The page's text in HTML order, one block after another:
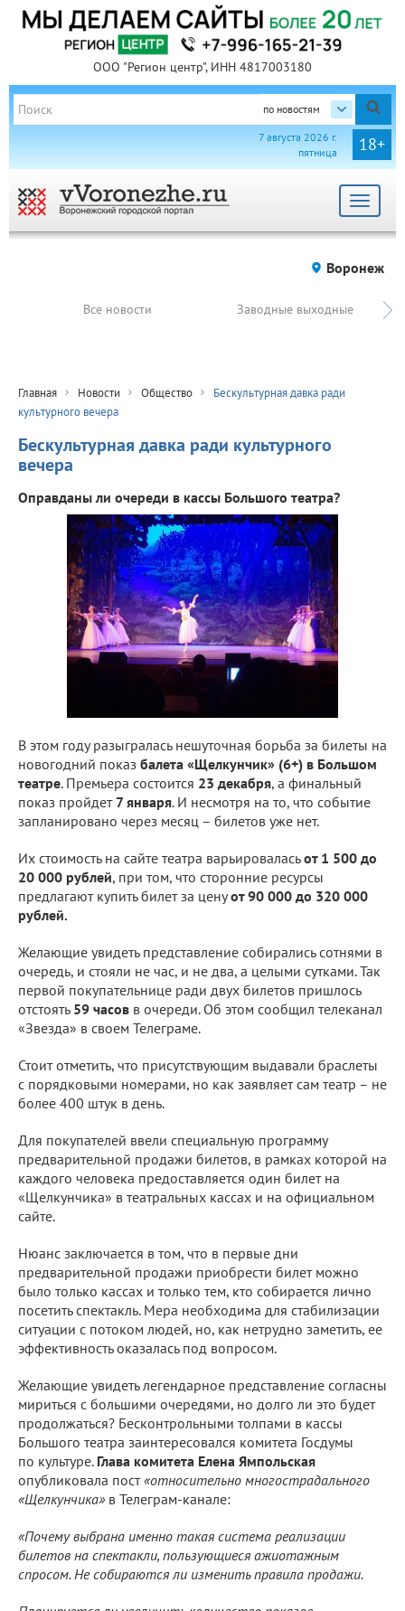
ООО "Регион центр", ИНН 4817003180
по новостям
18+
7 августа 2026 г.
пятница
Toggle
Воронеж
Все новости Заводные выходные
Главная Новости Общество
Бескультурная давка ради
культурного вечера
Бескультурная давка ради культурного
вечера
Оправданы ли очереди в кассы Большого театра?
В этом году разыгралась нешуточная борьба за билеты на
новогодний показ балета «Щелкунчик» (6+) в Большом
театре. Премьера состоится 23 декабря, а финальный
показ пройдет 7 января. И несмотря на то, что событие
запланировано через месяц – билетов уже нет.
Их стоимость на сайте театра варьироваласьот 1 500 до
20 000 рублей, при том, что сторонние ресурсы
предлагают купить билет за ценуот 90 000 до 320 000
рублей.
Желающие увидеть представление собирались сотнями в
очередь, и стояли не час, и не два, а целыми сутками. Так
первой покупательнице ради двух билетов пришлось
отстоять 59 часов в очереди. Об этом сообщил телеканал
«Звезда» в своем Телеграме.
Стоит отметить, что присутствующим выдавали браслеты
с порядковыми номерами, но как заявляет сам театр – не
более 400 штук в день.
Для покупателей ввели специальную программу
предварительной продажи билетов, в рамках которой на
каждого человека предоставляется один билет на
«Щелкунчика» в театральных кассах и на официальном
сайте.
Нюанс заключается в том, что в первые дни
предварительной продажи приобрести билет можно
было только кассах и только тем, кто собирается лично
посетить спектакль. Мера необходима для стабилизации
ситуации с потоком людей, но, как нетрудно заметить, ее
эффективность оказалась под вопросом.
Желающие увидеть легендарное представление согласны
мириться с большими очередями, но долго ли это будет
продолжаться? Бесконтрольными толпами в кассы
Большого театра заинтересовался комитета Госдумы
по культуре. Глава комитета Елена Ямпольская
опубликовала пост«относительно многострадального
«Щелкунчика» в Телеграм-канале:
«Почему выбрана именно такая система реализации
билетов на спектакли, пользующиеся ажиотажным
спросом. Не собираются ли изменить правила продажи.